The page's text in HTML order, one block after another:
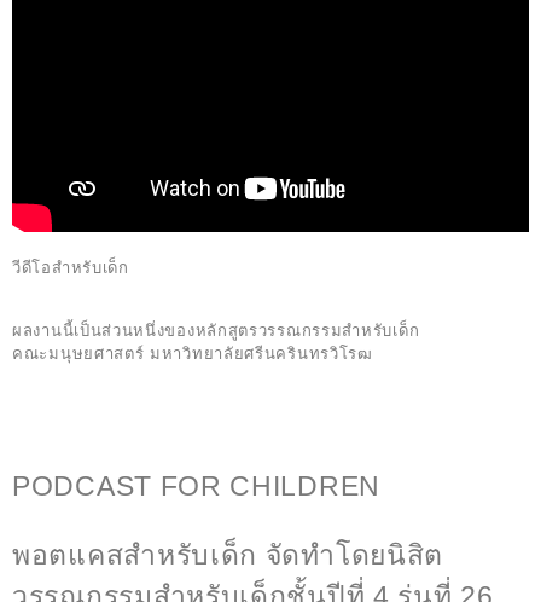
วีดีโอสำหรับเด็ก
ผลงานนี้เป็นส่วนหนึ่งของหลักสูตรวรรณกรรมสำหรับเด็ก
คณะมนุษยศาสตร์ มหาวิทยาลัยศรีนครินทรวิโรฒ
PODCAST FOR CHILDREN
พอตแคสสำหรับเด็ก จัดทำโดยนิสิต